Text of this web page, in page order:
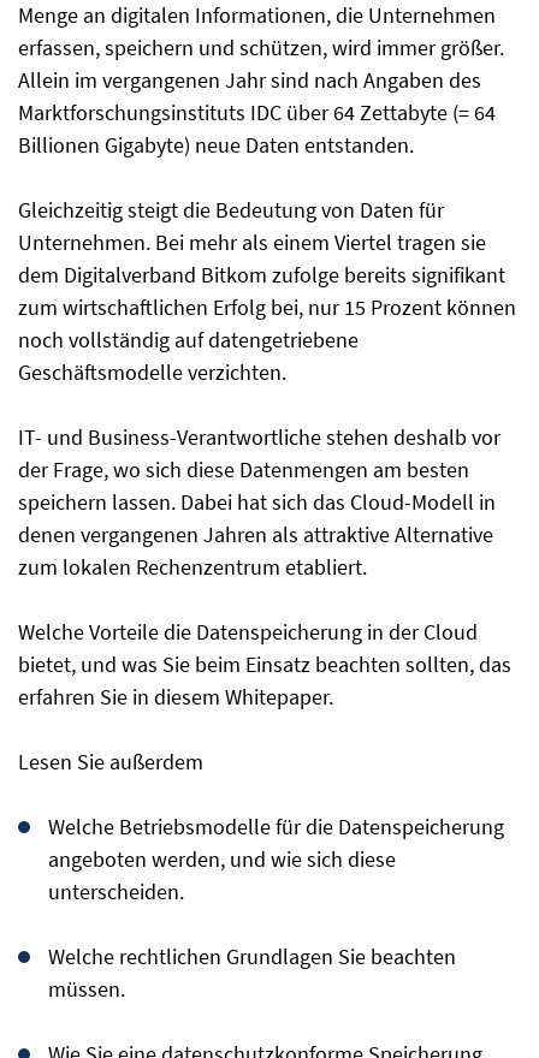
Menge an digitalen Informationen, die Unternehmen
erfassen, speichern und schützen, wird immer größer.
Allein im vergangenen Jahr sind nach Angaben des
Marktforschungsinstituts IDC über 64 Zettabyte (= 64
Billionen Gigabyte) neue Daten entstanden.
Gleichzeitig steigt die Bedeutung von Daten für
Unternehmen. Bei mehr als einem Viertel tragen sie
dem Digitalverband Bitkom zufolge bereits signifikant
zum wirtschaftlichen Erfolg bei, nur 15 Prozent können
noch vollständig auf datengetriebene
Geschäftsmodelle verzichten.
IT- und Business-Verantwortliche stehen deshalb vor
der Frage, wo sich diese Datenmengen am besten
speichern lassen. Dabei hat sich das Cloud-Modell in
denen vergangenen Jahren als attraktive Alternative
zum lokalen Rechenzentrum etabliert.
Welche Vorteile die Datenspeicherung in der Cloud
bietet, und was Sie beim Einsatz beachten sollten, das
erfahren Sie in diesem Whitepaper.
Lesen Sie außerdem
Welche Betriebsmodelle für die Datenspeicherung
angeboten werden, und wie sich diese
unterscheiden.
Welche rechtlichen Grundlagen Sie beachten
müssen.